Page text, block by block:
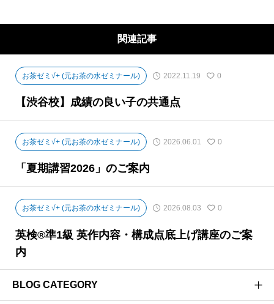
の成績・生活との両立も重視します。
関連記事
お茶ゼミ√+ (元お茶の水ゼミナール) 2022.11.19 0
【渋谷校】成績の良い子の共通点
お茶ゼミ√+ (元お茶の水ゼミナール) 2026.06.01 0
「夏期講習2026」のご案内
お茶ゼミ√+ (元お茶の水ゼミナール) 2026.08.03 0
英検®準1級 英作内容・構成点底上げ講座のご案
内
BLOG CATEGORY